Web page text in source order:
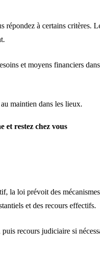
à certains critères.
et moyens financiers
maintien dans les lieux.
et restez chez vous
la loi prévoit des
et des recours effectifs.
recours judiciaire si